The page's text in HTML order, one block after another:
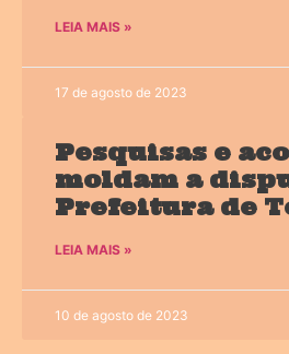
LEIA MAIS »
17 de agosto de 2023
Pesquisas e
moldam a
Prefeitura de
LEIA MAIS »
10 de agosto de 2023